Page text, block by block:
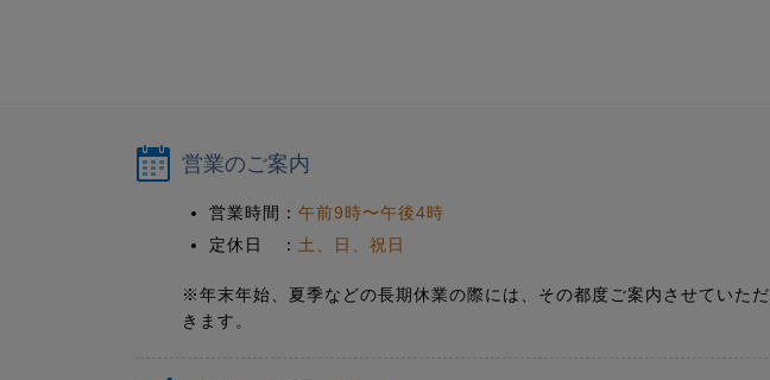
営業のご案内
営業時間： 午前9時〜午後4時
定休日 ： 土、日、祝日
※年末年始、夏季などの長期休業の際には、その都度ご案内させていただ
きます。